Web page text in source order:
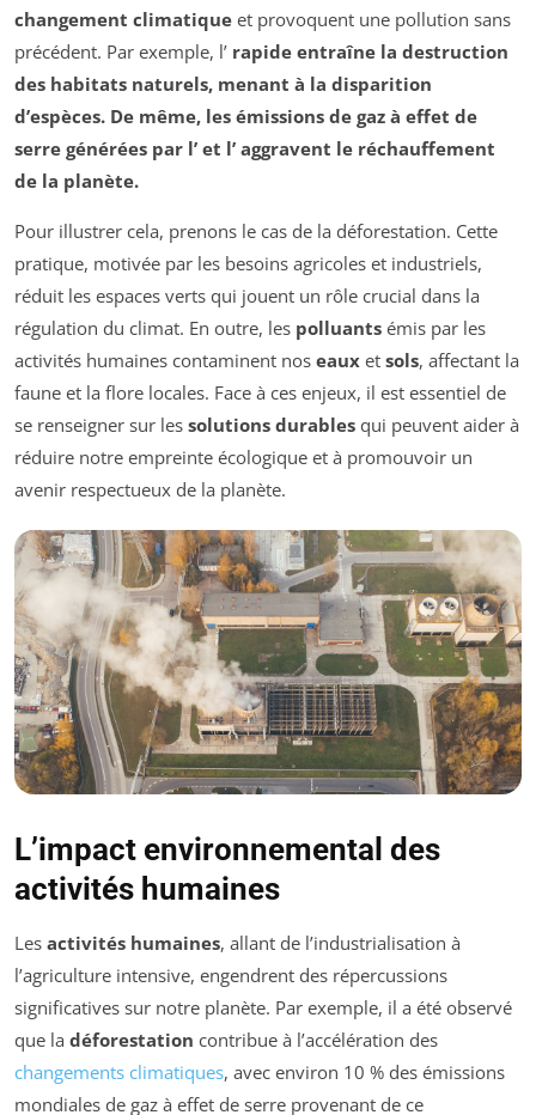
changement climatique et provoquent une pollution sans
précédent. Par exemple, l’ rapide entraîne la destruction
des habitats naturels, menant à la disparition
d’espèces. De même, les émissions de gaz à effet de
serre générées par l’ et l’ aggravent le réchauffement
de la planète.
Pour illustrer cela, prenons le cas de la déforestation. Cette
pratique, motivée par les besoins agricoles et industriels,
réduit les espaces verts qui jouent un rôle crucial dans la
régulation du climat. En outre, les polluants émis par les
activités humaines contaminent nos eaux et sols, affectant la
faune et la flore locales. Face à ces enjeux, il est essentiel de
se renseigner sur les solutions durables qui peuvent aider à
réduire notre empreinte écologique et à promouvoir un
avenir respectueux de la planète.
L’impact environnemental des
activités humaines
Les activités humaines, allant de l’industrialisation à
l’agriculture intensive, engendrent des répercussions
significatives sur notre planète. Par exemple, il a été observé
que la déforestation contribue à l’accélération des
changements climatiques, avec environ 10 % des émissions
mondiales de gaz à effet de serre provenant de ce